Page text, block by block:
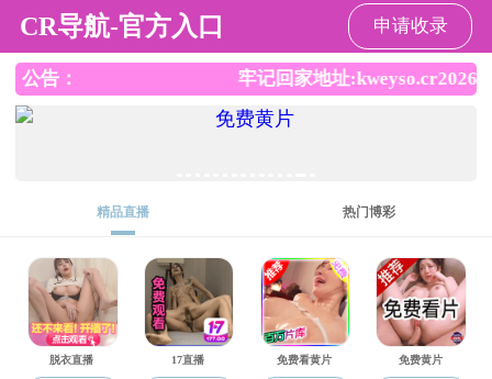
成人影院
学工动态
成人影院 中秋活动精彩回顾！